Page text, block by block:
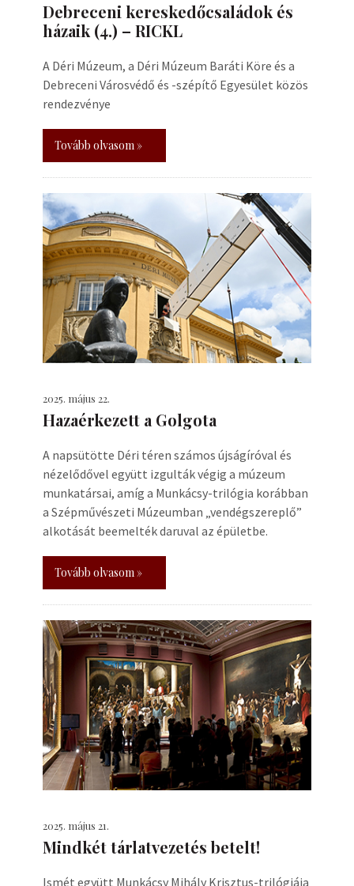
Debreceni kereskedőcsaládok és
házaik (4.) – RICKL
A Déri Múzeum, a Déri Múzeum Baráti Köre és a
Debreceni Városvédő és -szépítő Egyesület közös
rendezvénye
Tovább olvasom »
2025. május 22.
Hazaérkezett a Golgota
A napsütötte Déri téren számos újságíróval és
nézelődővel együtt izgulták végig a múzeum
munkatársai, amíg a Munkácsy-trilógia korábban
a Szépművészeti Múzeumban „vendégszereplő”
alkotását beemelték daruval az épületbe.
Tovább olvasom »
2025. május 21.
Mindkét tárlatvezetés betelt!
Ismét együtt Munkácsy Mihály Krisztus-trilógiája